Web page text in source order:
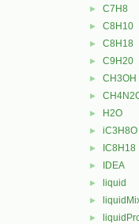
► C7H8
► C8H10
► C8H18
► C9H20
► CH3OH
►
► H2O
► iC3H8O
► IC8H18
► IDEA
► liquid
►
►